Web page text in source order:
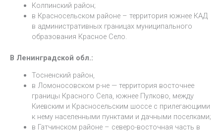
Колпинский район;
в Красносельском районе – территория южнее КАД
в административных границах муниципального
образования Красное Село.
В Ленинградской обл.:
Тосненский район,
в Ломоносовском р-не — территория восточнее
границы Красного Села, южнее Пулково, между
Киевским и Красносельским шоссе с прилегающими
к нему населенными пунктами и дачными поселками;
в Гатчинском районе – северо-восточная часть в